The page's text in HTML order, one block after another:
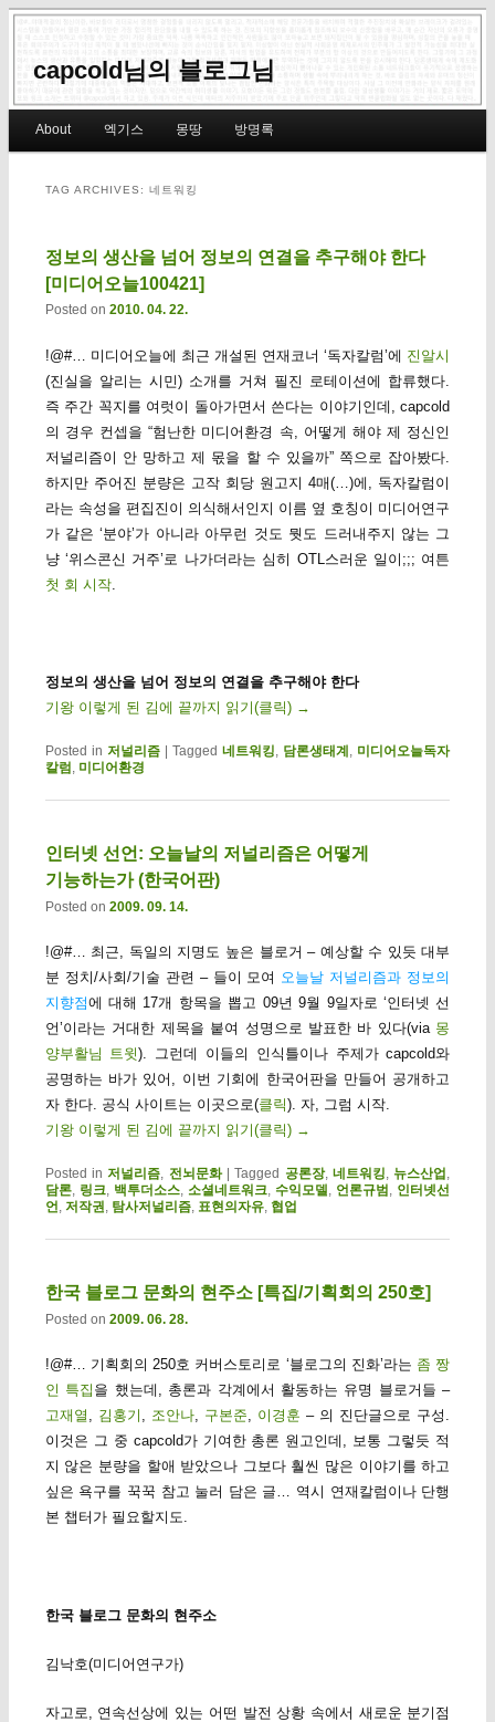
capcold님의 블로그님
Skip to primary content
Skip to secondary content
About 엑기스 몽땅 방명록
TAG ARCHIVES: 네트워킹
정보의 생산을 넘어 정보의 연결을 추구해야 한다
[미디어오늘100421]
Posted on 2010. 04. 22.
!@#… 미디어오늘에 최근 개설된 연재코너 ‘독자칼럼’에 진알시
(진실을 알리는 시민) 소개를 거쳐 필진 로테이션에 합류했다.
즉 주간 꼭지를 여럿이 돌아가면서 쓴다는 이야기인데, capcold
의 경우 컨셉을 “험난한 미디어환경 속, 어떻게 해야 제 정신인
저널리즘이 안 망하고 제 몫을 할 수 있을까” 쪽으로 잡아봤다.
하지만 주어진 분량은 고작 회당 원고지 4매(…)에, 독자칼럼이
라는 속성을 편집진이 의식해서인지 이름 옆 호칭이 미디어연구
가 같은 ‘분야’가 아니라 아무런 것도 뭣도 드러내주지 않는 그
냥 ‘위스콘신 거주’로 나가더라는 심히 OTL스러운 일이;;; 여튼
첫 회 시작.
정보의 생산을 넘어 정보의 연결을 추구해야 한다
기왕 이렇게 된 김에 끝까지 읽기(클릭) →
Posted in 저널리즘 |Tagged 네트워킹, 담론생태계 , 미디어오늘독자
칼럼 , 미디어환경
인터넷 선언: 오늘날의 저널리즘은 어떻게
기능하는가 (한국어판)
Posted on 2009. 09. 14.
!@#… 최근, 독일의 지명도 높은 블로거 – 예상할 수 있듯 대부
분 정치/사회/기술 관련 – 들이 모여 오늘날 저널리즘과 정보의
지향점에 대해 17개 항목을 뽑고 09년 9월 9일자로 ‘인터넷 선
언’이라는 거대한 제목을 붙여 성명으로 발표한 바 있다(via 몽
양부활님 트윗). 그런데 이들의 인식틀이나 주제가 capcold와
공명하는 바가 있어, 이번 기회에 한국어판을 만들어 공개하고
자 한다. 공식 사이트는 이곳으로(클릭). 자, 그럼 시작.
기왕 이렇게 된 김에 끝까지 읽기(클릭) →
Posted in 저널리즘, 전뇌문화 |Tagged 공론장,네트워킹, 뉴스산업 ,
담론, 링크, 백투더소스,소셜네트워크, 수익모델, 언론규범 , 인터넷선
언, 저작권, 탐사저널리즘, 표현의자유, 협업
한국 블로그 문화의 현주소 [특집/기획회의 250호]
Posted on 2009. 06. 28.
!@#… 기획회의 250호 커버스토리로 ‘블로그의 진화’라는 좀 짱
인 특집 을 했는데, 총론과 각계에서 활동하는 유명 블로거들 –
고재열 , 김홍기 , 조안나, 구본준, 이경훈 – 의 진단글으로 구성.
이것은 그 중 capcold가 기여한 총론 원고인데, 보통 그렇듯 적
지 않은 분량을 할애 받았으나 그보다 훨씬 많은 이야기를 하고
싶은 욕구를 꾹꾹 참고 눌러 담은 글… 역시 연재칼럼이나 단행
본 챕터가 필요할지도.
한국 블로그 문화의 현주소
김낙호(미디어연구가)
자고로, 연속선상에 있는 어떤 발전 상황 속에서 새로운 분기점